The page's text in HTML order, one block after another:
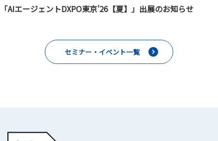
「AIエージェントDXPO東京'26【夏】」出展のお知らせ
セミナー・イベント一覧